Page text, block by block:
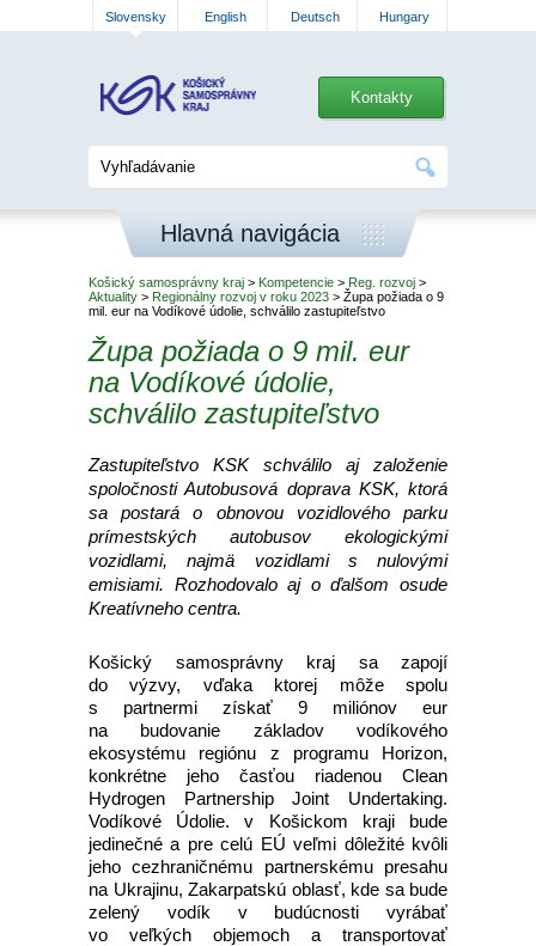
Slovensky English Deutsch Hungary
Kontakty
Hlavná navigácia
Košický samosprávny kraj > Kompetencie > Reg. rozvoj >
Aktuality > Regionálny rozvoj v roku 2023 > Župa požiada o 9
mil. eur na Vodíkové údolie, schválilo zastupiteľstvo
Župa požiada o 9 mil. eur
na Vodíkové údolie,
schválilo zastupiteľstvo
Zastupiteľstvo KSK schválilo aj založenie
spoločnosti Autobusová doprava KSK, ktorá
sa postará o obnovou vozidlového parku
prímestských autobusov ekologickými
vozidlami, najmä vozidlami s nulovými
emisiami. Rozhodovalo aj o ďalšom osude
Kreatívneho centra.
Košický samosprávny kraj sa zapojí
do výzvy, vďaka ktorej môže spolu
s partnermi získať 9 miliónov eur
na budovanie základov vodíkového
ekosystému regiónu z programu Horizon,
konkrétne jeho časťou riadenou Clean
Hydrogen Partnership Joint Undertaking.
Vodíkové Údolie. v Košickom kraji bude
jedinečné a pre celú EÚ veľmi dôležité kvôli
jeho cezhraničnému partnerskému presahu
na Ukrajinu, Zakarpatskú oblasť, kde sa bude
zelený vodík v budúcnosti vyrábať
vo veľkých objemoch a transportovať